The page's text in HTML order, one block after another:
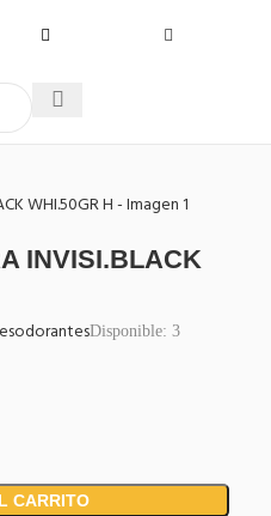
INVISI.BLACK
Disponible: 3
CARRITO